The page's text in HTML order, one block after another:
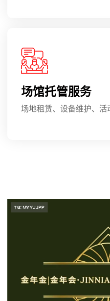
场馆托管服务
场地租赁、设备维护、活